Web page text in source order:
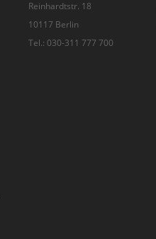
Reinhardtstr. 18
10117 Berlin
Tel.: 030-311 777 700